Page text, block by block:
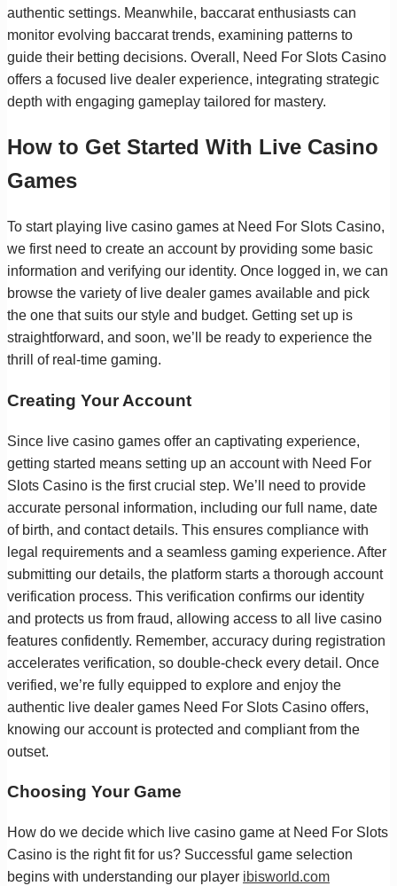
authentic settings. Meanwhile, baccarat enthusiasts can
monitor evolving baccarat trends, examining patterns to
guide their betting decisions. Overall, Need For Slots Casino
offers a focused live dealer experience, integrating strategic
depth with engaging gameplay tailored for mastery.
How to Get Started With Live Casino
Games
To start playing live casino games at Need For Slots Casino,
we first need to create an account by providing some basic
information and verifying our identity. Once logged in, we can
browse the variety of live dealer games available and pick
the one that suits our style and budget. Getting set up is
straightforward, and soon, we’ll be ready to experience the
thrill of real-time gaming.
Creating Your Account
Since live casino games offer an captivating experience,
getting started means setting up an account with Need For
Slots Casino is the first crucial step. We’ll need to provide
accurate personal information, including our full name, date
of birth, and contact details. This ensures compliance with
legal requirements and a seamless gaming experience. After
submitting our details, the platform starts a thorough account
verification process. This verification confirms our identity
and protects us from fraud, allowing access to all live casino
features confidently. Remember, accuracy during registration
accelerates verification, so double-check every detail. Once
verified, we’re fully equipped to explore and enjoy the
authentic live dealer games Need For Slots Casino offers,
knowing our account is protected and compliant from the
outset.
Choosing Your Game
How do we decide which live casino game at Need For Slots
Casino is the right fit for us? Successful game selection
begins with understanding our player ibisworld.com